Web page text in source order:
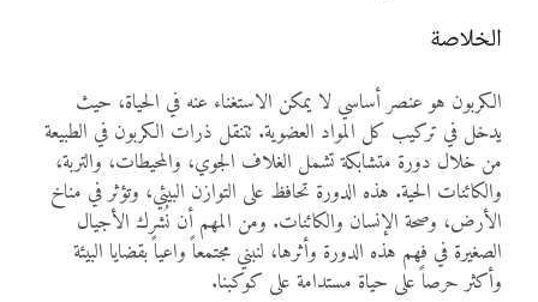
الخلاصة
الكربون هو عنصر أساسي لا يمكن الاستغناء عنه في الحياة، حيث
يدخل في تركيب كل المواد العضوية. تتنقل ذرات الكربون في الطبيعة
من خلال دورة متشابكة تشمل الغلاف الجوي، والمحيطات، والتربة،
والكائنات الحية. هذه الدورة تحافظ على التوازن البيئي، وتؤثر في مناخ
الأرض، وصحة الإنسان والكائنات. ومن المهم أن نُشرك الأجيال
الصغيرة في فهم هذه الدورة وأثرها، لنبني مجتمعاً واعياً بقضايا البيئة
وأكثر حرصاً على حياة مستدامة على كوكبنا.